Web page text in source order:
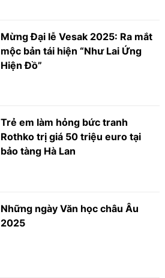
Mừng Đại lễ Vesak 2025: Ra mắt
mộc bản tái hiện “Như Lai Ứng
Hiện Đồ”
Trẻ em làm hỏng bức tranh
Rothko trị giá 50 triệu euro tại
bảo tàng Hà Lan
Những ngày Văn học châu Âu
2025